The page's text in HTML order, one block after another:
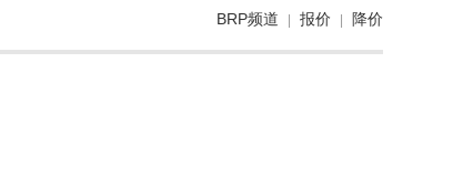
BRP频道 报价 降价